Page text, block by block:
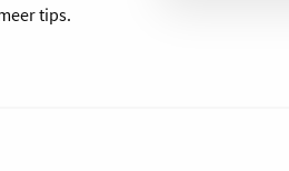
tips.